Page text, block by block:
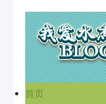
首页